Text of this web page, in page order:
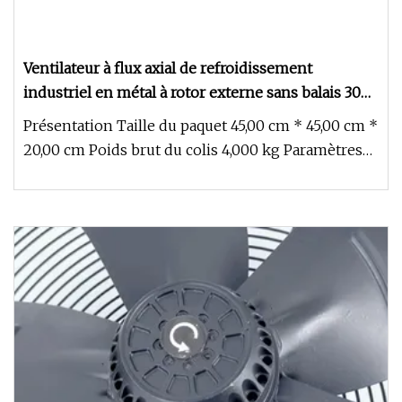
Ventilateur à flux axial de refroidissement
industriel en métal à rotor externe sans balais 300
mm 230 V EC avec protège-doigts (ZL300E2B2)
Présentation Taille du paquet 45,00 cm * 45,00 cm *
20,00 cm Poids brut du colis 4,000 kg Paramètres